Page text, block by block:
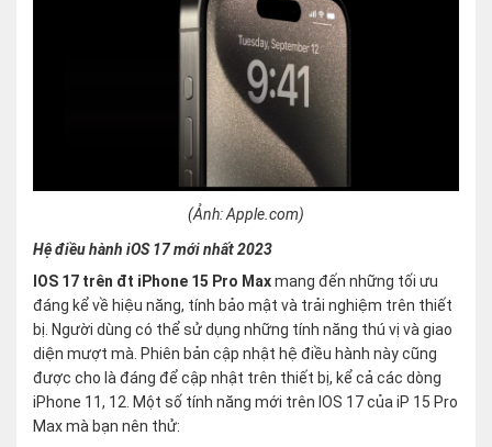
(Ảnh: Apple.com)
Hệ điều hành iOS 17 mới nhất 2023
IOS 17 trên đt iPhone 15 Pro Maxmang đến những tối ưu
đáng kể về hiệu năng, tính bảo mật và trải nghiệm trên thiết
bị. Người dùng có thể sử dụng những tính năng thú vị và giao
diện mượt mà. Phiên bản cập nhật hệ điều hành này cũng
được cho là đáng để cập nhật trên thiết bị, kể cả các dòng
iPhone 11, 12. Một số tính năng mới trên IOS 17 của iP 15 Pro
Max mà bạn nên thử: